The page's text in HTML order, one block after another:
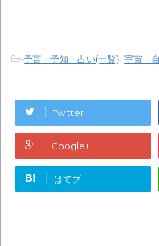
-予言・予知・占い(一覧), 宇宙・
Twitter
Google+
B! はてブ